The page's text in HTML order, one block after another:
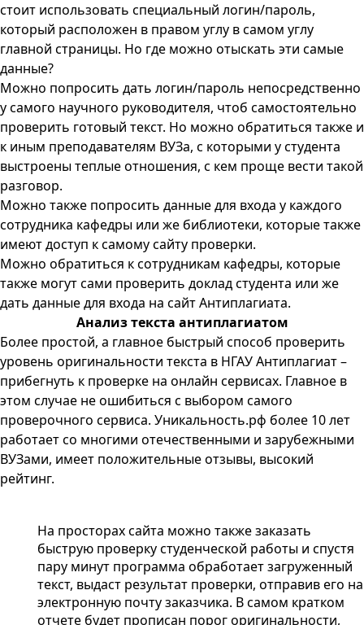
стоит использовать специальный логин/пароль,
который расположен в правом углу в самом углу
главной страницы. Но где можно отыскать эти самые
данные?
Можно попросить дать логин/пароль непосредственно
у самого научного руководителя, чтоб самостоятельно
проверить готовый текст. Но можно обратиться также и
к иным преподавателям ВУЗа, с которыми у студента
выстроены теплые отношения, с кем проще вести такой
разговор.
Можно также попросить данные для входа у каждого
сотрудника кафедры или же библиотеки, которые также
имеют доступ к самому сайту проверки.
Можно обратиться к сотрудникам кафедры, которые
также могут сами проверить доклад студента или же
дать данные для входа на сайт Антиплагиата.
Анализ текста антиплагиатом
Более простой, а главное быстрый способ проверить
уровень оригинальности текста в НГАУ Антиплагиат –
прибегнуть к проверке на онлайн сервисах. Главное в
этом случае не ошибиться с выбором самого
проверочного сервиса. Уникальность.рф более 10 лет
работает со многими отечественными и зарубежными
ВУЗами, имеет положительные отзывы, высокий
рейтинг.
На просторах сайта можно также заказать
быструю проверку студенческой работы и спустя
пару минут программа обработает загруженный
текст, выдаст результат проверки, отправив его на
электронную почту заказчика. В самом кратком
отчете будет прописан порог оригинальности,